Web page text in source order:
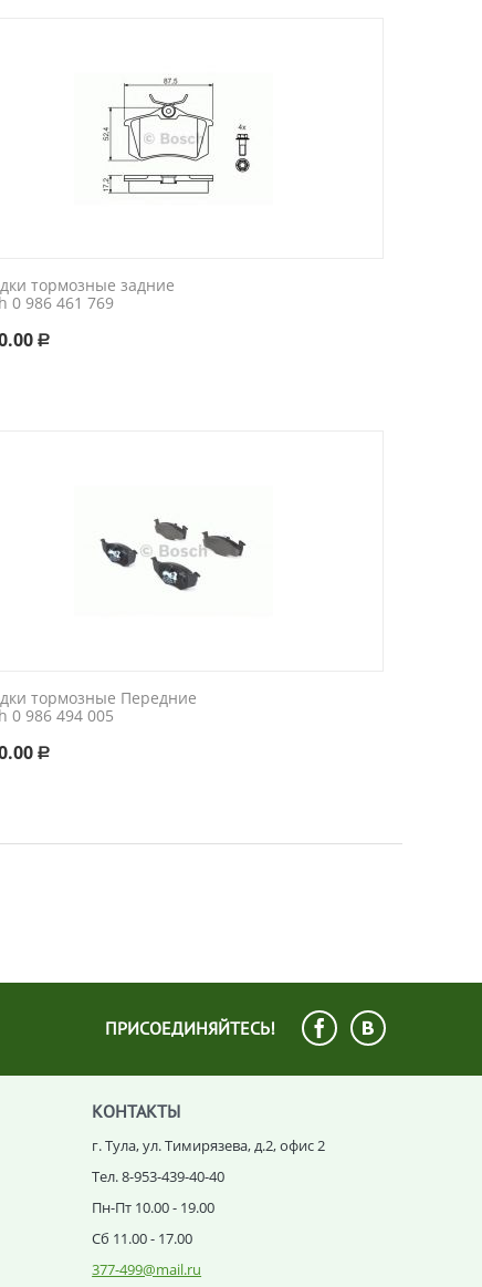
тормозные задние
0 986 461 769
Р
тормозные Передние
0 986 494 005
Р
ПРИСОЕДИНЯЙТЕСЬ!
КОНТАКТЫ
г. Тула, ул. Тимирязева, д.2, офис 2
Тел. 8-953-439-40-40
Пн-Пт 10.00 - 19.00
Сб 11.00 - 17.00
377-499@mail.ru